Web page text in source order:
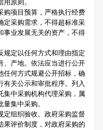
原则。
购项目预算，严格执行经费
定采购需求，不得超标准采
事业发展无关的资产，不得
规定以任何方式和理由指定
、产地。依法应当进行公开
任何方式规避公开招标，确
有关公示和审批程序。列入
集中采购机构代理采购，属
集中采购。
定组织验收。政府采购监督
果评价制度，对政府采购的